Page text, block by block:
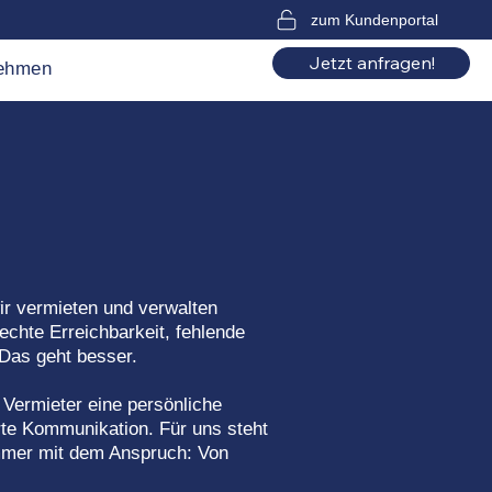
zum Kundenportal
Jetzt anfragen!
vermieten und verwalten
Erreichbarkeit, fehlende
geht besser.
eine persönliche
Kommunikation. Für uns steht
mit dem Anspruch: Von